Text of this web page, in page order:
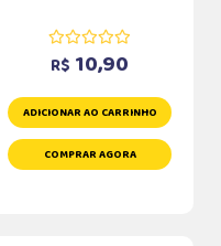
R$ 10,90
ADICIONAR AO CARRINHO
COMPRAR AGORA